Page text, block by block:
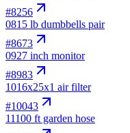
#8256
0815 lb dumbbells pair
#8673
0927 inch monitor
#8983
1016x25x1 air filter
#10043
11100 ft garden hose